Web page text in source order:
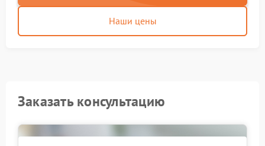
Наши цены
Заказать консультацию